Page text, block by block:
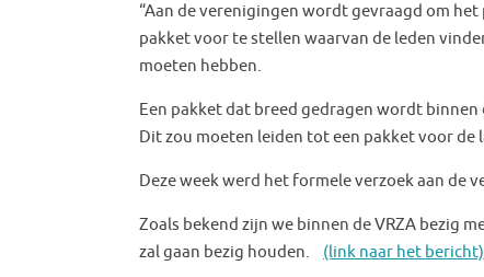
“Aan de verenigingen wordt gevraagd om
pakket voor te stellen waarvan de leden
moeten hebben.
Een pakket dat breed gedragen wordt
Dit zou moeten leiden tot een pakket voor de
Deze week werd het formele verzoek aan de
Zoals bekend zijn we binnen de VRZA bezig
zal gaan bezig houden. (link naar het bericht)